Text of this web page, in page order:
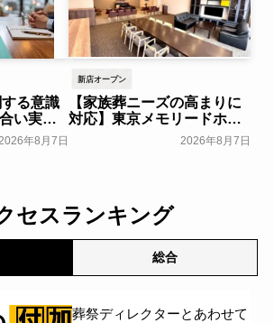
する意識
い実施
ら低
でも家
年8月7日
新店オープン
【家族葬ニーズの高まりに
対応】東京メモリードホー
ルに貸切型家族葬空間『第
８ホール～Living～』オー
2026年8月7日
セスランキング
総合
葬祭ディレクターとあわせて